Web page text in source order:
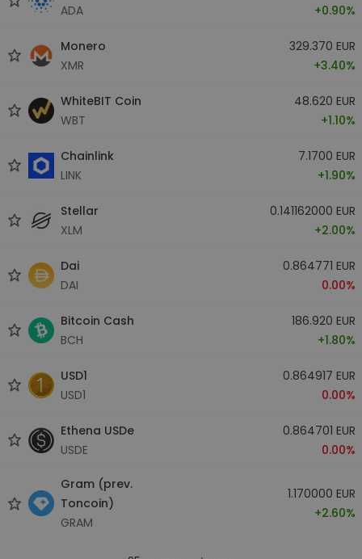
ADA
+0.90%
Monero
XMR
329.370 EUR
+3.40%
WhiteBIT Coin
WBT
48.620 EUR
+1.10%
Chainlink
LINK
7.1700 EUR
+1.90%
Stellar
XLM
0.141162000 EUR
+2.00%
Dai
DAI
0.864771 EUR
0.00%
Bitcoin Cash
BCH
186.920 EUR
+1.80%
USD1
USD1
0.864917 EUR
0.00%
Ethena USDe
USDE
0.864701 EUR
0.00%
Gram (prev.
Toncoin)
GRAM
1.170000 EUR
+2.60%